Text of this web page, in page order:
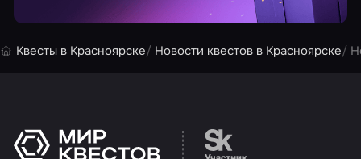
Квесты в Красноярске Новости квестов в Красноярске
Перейти на сайт